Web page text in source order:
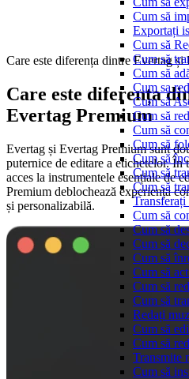
Cum să
Exportați
Cum să
Cum să
Cum să
Cum sa
Cum să
Cum să
Cum să
Cum să
Cum să
Cum să
Cum să
Cum să
Cum să
Cum să
Cum să
Cum să
Cum să
Cum să
Redați
Cum să
Cum să
Transmite
Cum să
Care este diferența dintre Evertag și
Care este diferența
Evertag Premium
Evertag și Evertag Premium sunt
puternice de editare a etichetelor.
acces la instrumentele esențiale de
Premium deblochează experiența
și personalizabilă.